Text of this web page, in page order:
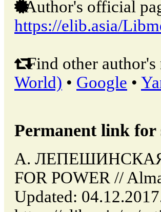
Author's official
https://elib.asia/
Find other
World) • Google •
Permanent link for
А. ЛЕПЕШИНСКАЯ,
FOR POWER //
Updated: